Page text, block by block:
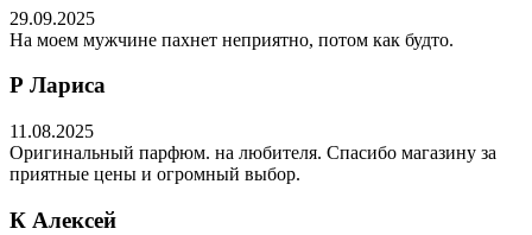
29.09.2025
На моем мужчине пахнет неприятно, потом как будто.
Р Лариса
11.08.2025
Оригинальный парфюм. на любителя. Спасибо магазину за
приятные цены и огромный выбор.
К Алексей